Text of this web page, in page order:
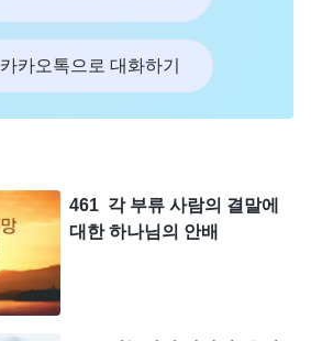
카카오톡으로 대화하기
461 각 부류 사람의 결말에
대한 하나님의 안배